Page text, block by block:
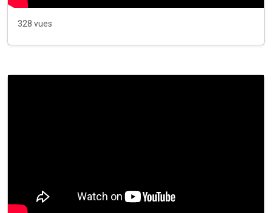
328 vues